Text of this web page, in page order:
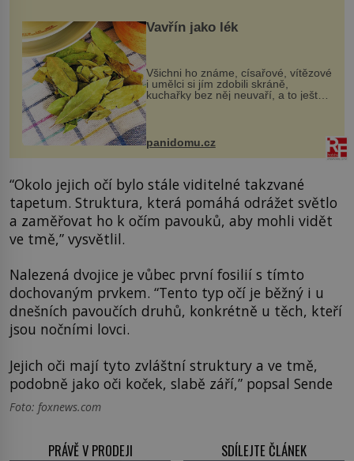
Vavřín jako lék
Všichni ho známe, císařové, vítězové
i umělci si jím zdobili skráně,
kuchařky bez něj neuvaří, a to ještě
nevíte, že bobkový list může výrazně
zmírnit některé naše neduhy.
Obsahuje v malém množství ně...
panidomu.cz
“Okolo jejich očí bylo stále viditelné takzvané
tapetum. Struktura, která pomáhá odrážet světlo
a zaměřovat ho k očím pavouků, aby mohli vidět
ve tmě,” vysvětlil.
Nalezená dvojice je vůbec první fosilií s tímto
dochovaným prvkem. “Tento typ očí je běžný i u
dnešních pavoučích druhů, konkrétně u těch, kteří
jsou nočními lovci.
Jejich oči mají tyto zvláštní struktury a ve tmě,
podobně jako oči koček, slabě září,” popsal Sende
Foto: foxnews.com
PRÁVĚ V PRODEJI SDÍLEJTE ČLÁNEK